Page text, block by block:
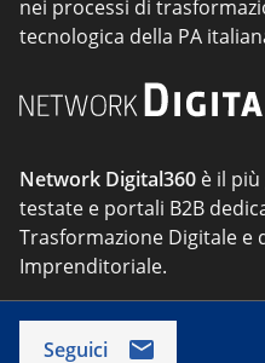
nei processi di
tecnologica della PA
Network Digital360 è il
testate e portali B2B
Trasformazione Digitale e
Imprenditoriale.
Seguici